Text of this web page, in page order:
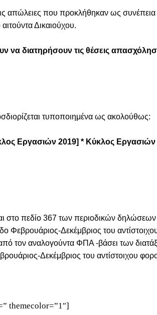
απώλειες που προκλήθηκαν ως συνέπεια
Δικαιούχου.
να διατηρήσουν τις θέσεις
τυποποιημένα ως ακολούθως:
Εργασιών 2019] * Κύκλος Εργασιών
στο πεδίο 367 των περιοδικών
Φεβρουάριος-Δεκέμβριος του
τον αναλογούντα ΦΠΑ -βάσει των
Δεκέμβριος του αντίστοιχου
themecolor=”1″]